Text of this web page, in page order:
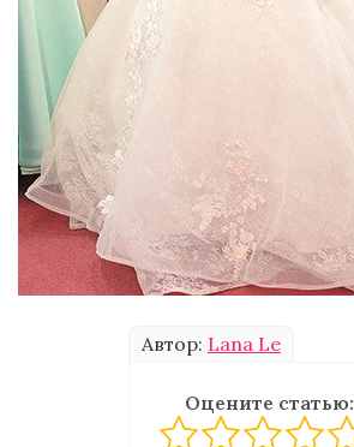
Автор: Lana Le
Оцените статью: